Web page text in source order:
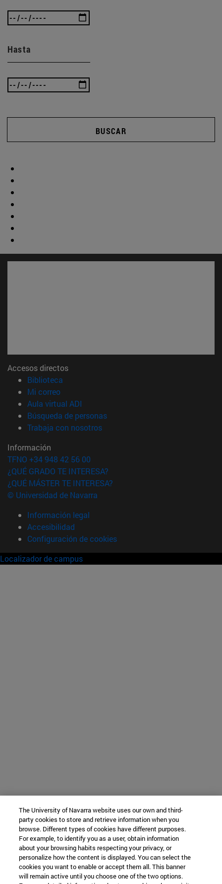
Hasta
BUSCAR
Accesos directos
Biblioteca
Mi correo(abre en nueva ventana)
Aula virtual ADI
Búsqueda de personas(abre en nueva ventana)
Trabaja con nosotros(abre en nueva ventana)
Información
TFNO +34 948 42 56 00
¿QUÉ GRADO TE INTERESA?
¿QUÉ MÁSTER TE INTERESA?
© Universidad de Navarra
Información legal
Accesibilidad
Configuración de cookies
Localizador de campus
The University of Navarra website uses our own and third-
party cookies to store and retrieve information when you
browse. Different types of cookies have different purposes.
For example, to identify you as a user, obtain information
about your browsing habits respecting your privacy, or
personalize how the content is displayed. You can select the
cookies you want to enable or accept them all. This banner
will remain active until you choose one of the two options.